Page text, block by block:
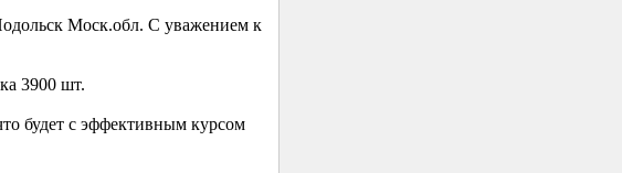
Моск.обл. С уважением к
3900 шт.
будет с эффективным курсом